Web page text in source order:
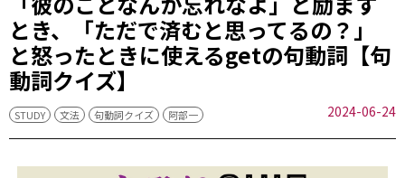
とき、「ただで済むと思ってるの？」
と怒ったときに使えるgetの句動詞【句
動詞クイズ】
STUDY 文法 句動詞クイズ 阿部一 2024-06-24